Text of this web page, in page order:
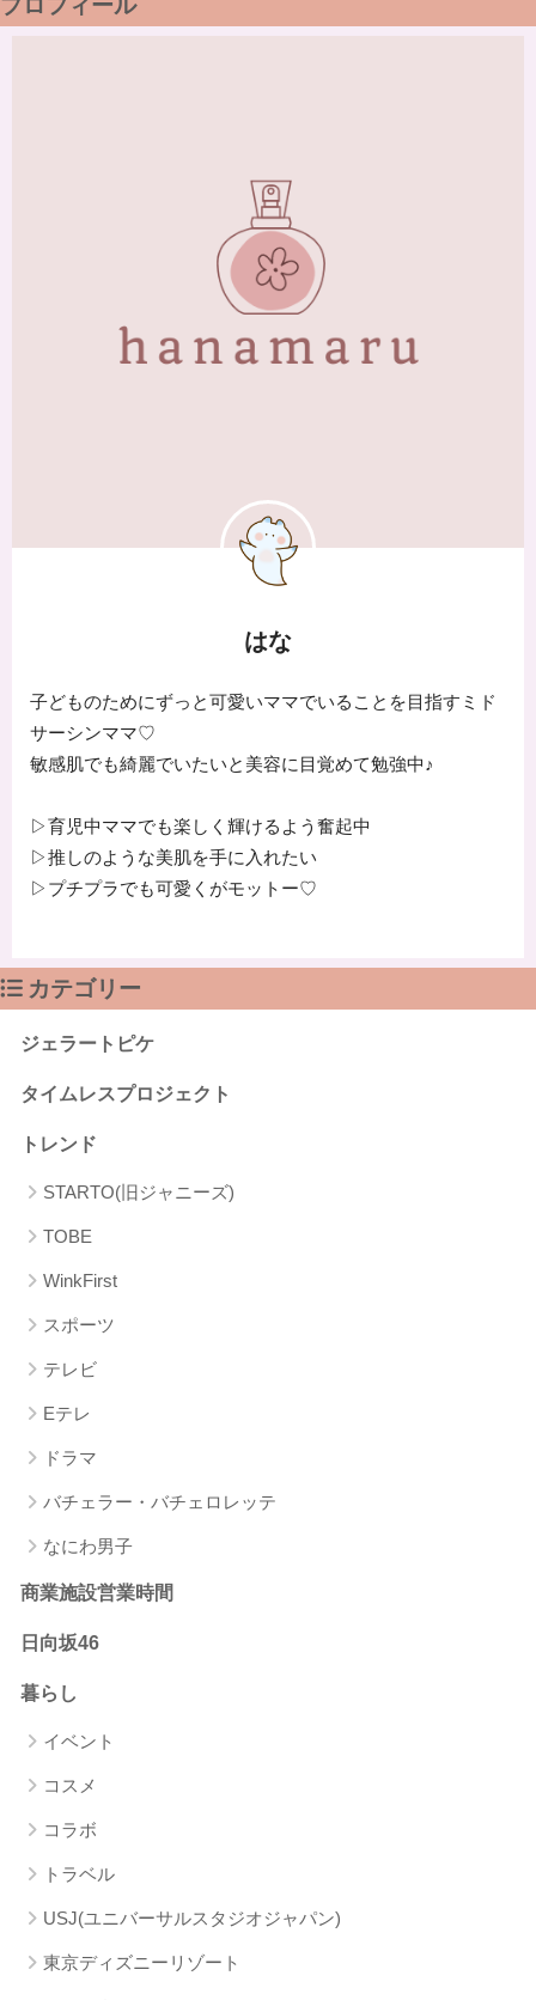
プロフィール
はな
子どものためにずっと可愛いママでいることを目指すミド
サーシンママ♡
敏感肌でも綺麗でいたいと美容に目覚めて勉強中♪
▷育児中ママでも楽しく輝けるよう奮起中
▷推しのような美肌を手に入れたい
▷プチプラでも可愛くがモットー♡
カテゴリー
ジェラートピケ
タイムレスプロジェクト
トレンド
STARTO(旧ジャニーズ)
TOBE
WinkFirst
スポーツ
テレビ
Eテレ
ドラマ
バチェラー・バチェロレッテ
なにわ男子
商業施設営業時間
日向坂46
暮らし
イベント
コスメ
コラボ
トラベル
USJ(ユニバーサルスタジオジャパン)
東京ディズニーリゾート